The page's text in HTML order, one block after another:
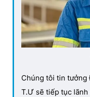
Chúng tôi tin tưởng
T.Ư sẽ tiếp tục lãnh